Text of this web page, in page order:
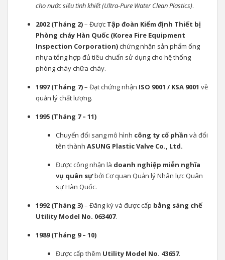
cho nước siêu tinh khiết (Ultra-Pure Water Clean Plastics).
2002 (Tháng 2)– Được Tập đoàn Kiểm định Thiết bị
Phòng cháy Hàn Quốc (Korea Fire Equipment
Inspection Corporation)chứng nhận sản phẩm ống
nhựa tổng hợp đủ tiêu chuẩn sử dụng cho hệ thống
phòng cháy chữa cháy.
1997 (Tháng 7)– Đạt chứng nhận ISO 9001 / KSA 9001 về
quản lý chất lượng.
1995 (Tháng 7 – 11)
Chuyển đổi sang mô hình công ty cổ phần và đổi
tên thành ASUNG Plastic Valve Co., Ltd.
Được công nhận là doanh nghiệp miễn nghĩa
vụ quân sựbởi Cơ quan Quản lý Nhân lực Quân
sự Hàn Quốc.
1992 (Tháng 3)– Đăng ký và được cấp bằng sáng chế
Utility Model No. 063407.
1989 (Tháng 9 – 10)
Được cấp thêm Utility Model No. 43657.